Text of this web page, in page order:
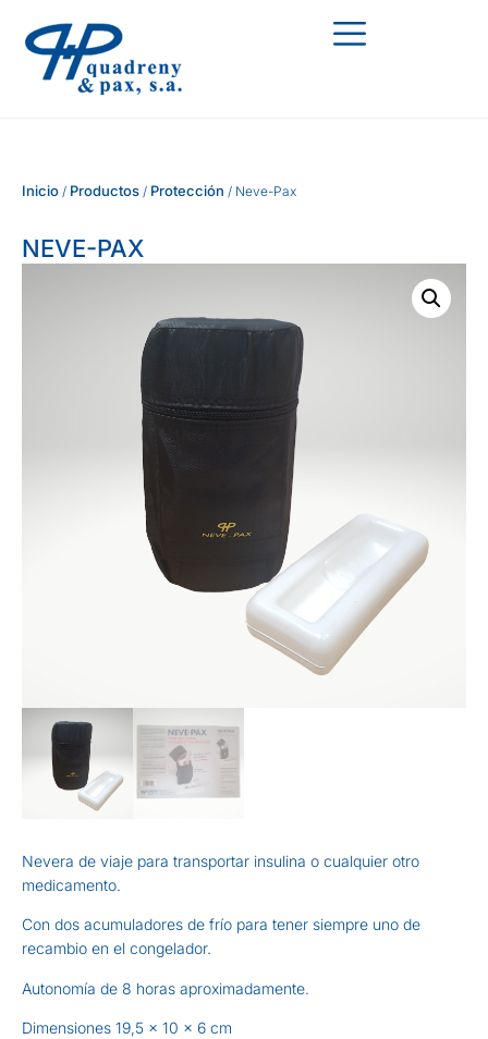
Inicio / Productos / Protección / Neve-Pax
NEVE-PAX
Nevera de viaje para transportar insulina o cualquier otro
medicamento.
Con dos acumuladores de frío para tener siempre uno de
recambio en el congelador.
Autonomía de 8 horas aproximadamente.
Dimensiones 19,5 x 10 x 6 cm